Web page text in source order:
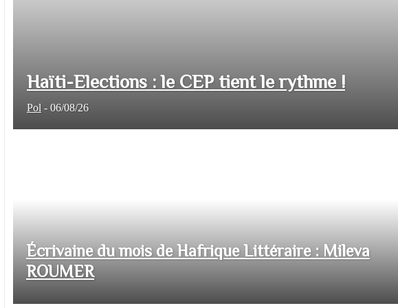
Haïti-Elections : le CEP tient le rythme !
Pol - 06/08/26
Écrivaine du mois de Hafrique Littéraire : Mileva
ROUMER